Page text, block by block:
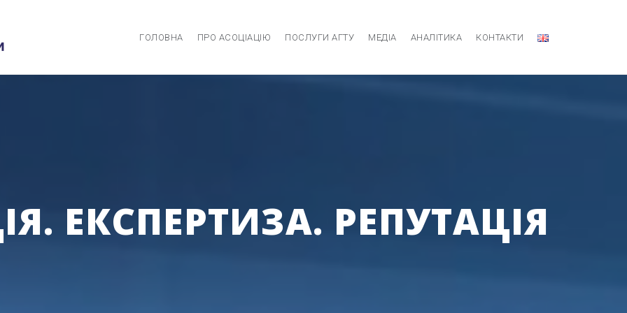
ГОЛОВНА ПРО АСОЦІАЦІЮ ПОСЛУГИ АГТУ МЕДІА АНАЛІТИКА КОНТАКТИ
ЕКСПЕРТИЗА. РЕПУТАЦІЯ